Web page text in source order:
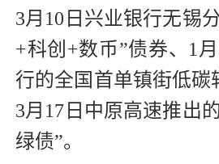
3月10日兴业银行无锡
+科创+数币”债券、1
行的全国首单镇街低碳
3月17日中原高速推出
绿债”。